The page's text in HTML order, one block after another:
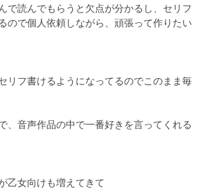
で読んでもらうと欠点が分かるし、セリフ
ので個人依頼しながら、頑張って作りたい
リフ書けるようになってるのでこのまま毎
、音声作品の中で一番好きを言ってくれる
乙女向けも増えてきて